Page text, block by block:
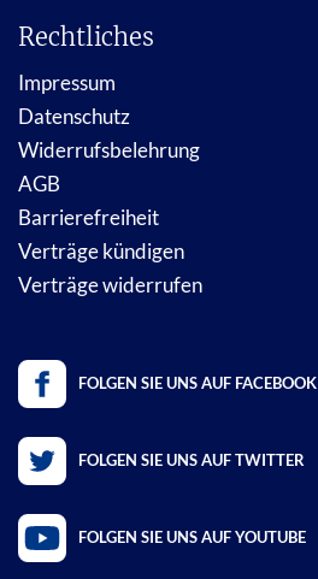
Rechtliches
Impressum
Datenschutz
Widerrufsbelehrung
AGB
Barrierefreiheit
Verträge kündigen
Verträge widerrufen
FOLGEN SIE UNS AUF FACEBOOK
FOLGEN SIE UNS AUF TWITTER
FOLGEN SIE UNS AUF YOUTUBE